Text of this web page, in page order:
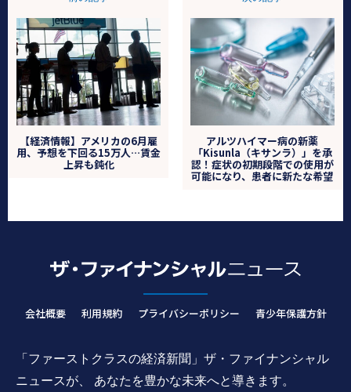
【経済情報】アメリカの6月雇
用、予想を下回る15万人…賃金
上昇も鈍化
アルツハイマー病の新薬
「Kisunla（キサンラ）」を承
認！症状の初期段階での使用が
可能になり、患者に新たな希望
会社概要 利用規約 プライバシーポリシー 青少年保護方針
「ファーストクラスの経済新聞」ザ・ファイナンシャル
ニュースが、 あなたを豊かな未来へと導きます。